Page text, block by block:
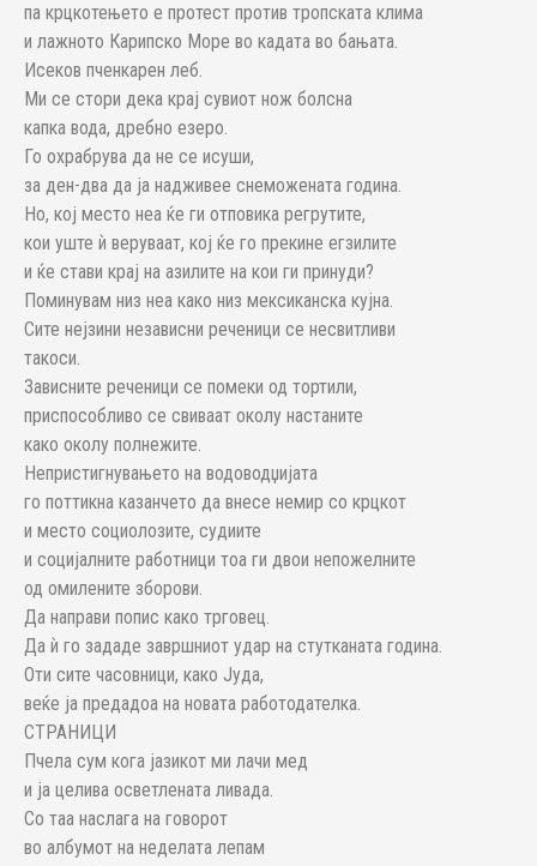
па крцкотењето е протест против тропската клима
и лажното Карипско Море во кадата во бањата.
Исеков пченкарен леб.
Ми се стори дека крај сувиот нож болсна
капка вода, дребно езеро.
Го охрабрува да не се исуши,
за ден-два да ја надживее снеможената година.
Но, кој место неа ќе ги отповика регрутите,
кои уште ѝ веруваат, кој ќе го прекине егзилите
и ќе стави крај на азилите на кои ги принуди?
Поминувам низ неа како низ мексиканска кујна.
Сите нејзини независни реченици се несвитливи
такоси.
Зависните реченици се помеки од тортили,
приспособливо се свиваат околу настаните
како околу полнежите.
Непристигнувањето на водоводџијата
го поттикна казанчето да внесе немир со крцкот
и место социолозите, судиите
и социјалните работници тоа ги двои непожелните
од омилените зборови.
Да направи попис како трговец.
Да ѝ го зададе завршниот удар на стутканата година.
Оти сите часовници, како Јуда,
веќе ја предадоа на новата работодателка.
СТРАНИЦИ
Пчела сум кога јазикот ми лачи мед
и ја целива осветлената ливада.
Со таа наслага на говорот
во албумот на неделата лепам